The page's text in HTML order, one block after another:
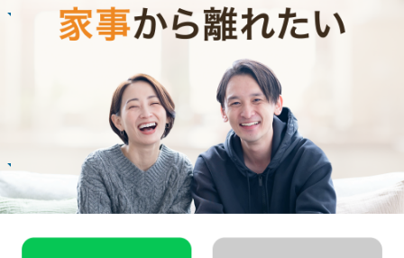
M.T.さん
30代 共働き 子育て中
まるで実家の母親が家事を手伝いにきてくれた
記事全文を見る
N.U.さん
20代 女性 1人暮らし
掃除をしてもらうようになって、自分も片付け